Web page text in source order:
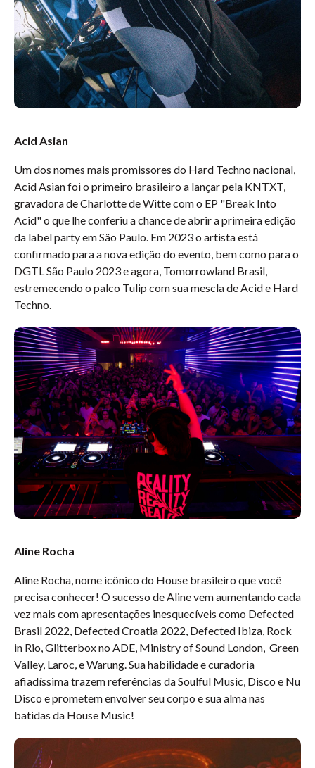
Acid Asian
Um dos nomes mais promissores do Hard Techno nacional,
Acid Asian foi o primeiro brasileiro a lançar pela KNTXT,
gravadora de Charlotte de Witte com o EP "Break Into
Acid" o que lhe conferiu a chance de abrir a primeira edição
da label party em São Paulo. Em 2023 o artista está
confirmado para a nova edição do evento, bem como para o
DGTL São Paulo 2023 e agora, Tomorrowland Brasil,
estremecendo o palco Tulip com sua mescla de Acid e Hard
Techno.
Aline Rocha
Aline Rocha, nome icônico do House brasileiro que você
precisa conhecer! O sucesso de Aline vem aumentando cada
vez mais com apresentações inesquecíveis como Defected
Brasil 2022, Defected Croatia 2022, Defected Ibiza, Rock
in Rio, Glitterbox no ADE, Ministry of Sound London, Green
Valley, Laroc, e Warung. Sua habilidade e curadoria
afiadíssima trazem referências da Soulful Music, Disco e Nu
Disco e prometem envolver seu corpo e sua alma nas
batidas da House Music!